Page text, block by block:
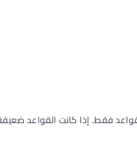
فقط. إذا كانت القواعد